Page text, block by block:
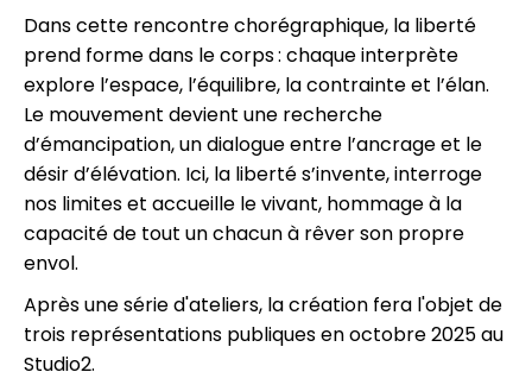
Dans cette rencontre chorégraphique, la liberté
prend forme dans le corps : chaque interprète
explore l’espace, l’équilibre, la contrainte et l’élan.
Le mouvement devient une recherche
d’émancipation, un dialogue entre l’ancrage et le
désir d’élévation. Ici, la liberté s’invente, interroge
nos limites et accueille le vivant, hommage à la
capacité de tout un chacun à rêver son propre
envol.
Après une série d'ateliers, la création fera l'objet de
trois représentations publiques en octobre 2025 au
Studio2.